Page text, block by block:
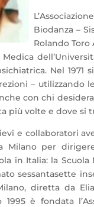
Biodanza –
Rolando Toro
Nel 1971
– utilizzando
con chi
più volte e dove si
e collaboratori
per dirigere
in Italia: la
sessantasette
diretta da
1995 è fondata